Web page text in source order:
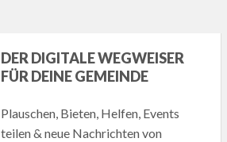
DER DIGITALE WEGWEISER
FÜR DEINE GEMEINDE
Plauschen, Bieten, Helfen, Events
teilen & neue Nachrichten von